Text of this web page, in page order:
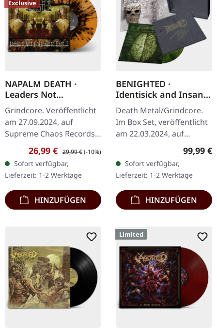
Exclusive
NAPALM DEATH ·
Leaders Not
Followers: Part 2 |
ORANGE/BLACK
SPLATTER LP
Grindcore. Veröffentlicht
am 27.09.2024, auf
Supreme Chaos Records.
Exklusives Splatter-Vinyl
mit Insert und schwerem
Cover, limitiert auf 100…
Verkaufspreis:
26,99 € Regulärer Preis:
29,99 €(-10%)
Sofort verfügbar,
Lieferzeit: 1-2 Werktage
HINZUFÜGEN
BENIGHTED ·
Identisick and Insane
Cephalic Production |
INSANE WOODEN
BOXSET
Death Metal/Grindcore.
Im Box Set, veröffentlicht
am 22.03.2024, auf
Supreme Chaos Records.
Schwere graue Holzbox
mit den Alben 'Identisick'
und…
99,99 €
Sofort verfügbar,
Lieferzeit: 1-2 Werktage
HINZUFÜGEN
Limited